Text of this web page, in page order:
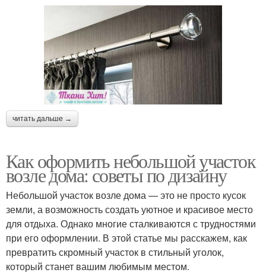
читать дальше →
Как оформить небольшой участок
возле дома: советы по дизайну
Небольшой участок возле дома — это не просто кусок
земли, а возможность создать уютное и красивое место
для отдыха. Однако многие сталкиваются с трудностями
при его оформлении. В этой статье мы расскажем, как
превратить скромный участок в стильный уголок,
который станет вашим любимым местом.